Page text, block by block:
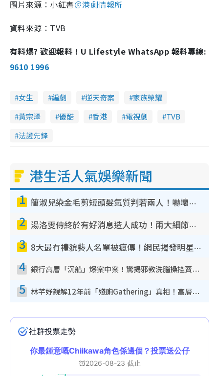
0
.
m
圖片來源：小紅書＠港劇情報所
資料來源：TVB
有料爆? 歡迎報料！U Lifestyle WhatsApp 報料專線:
9610 1996
女生 編劇 逆天奇案
家族榮耀
黃宗澤
優酷 香港 電視劇
TVB
法證先鋒
港生活人氣娛樂新聞
1 簡淑兒染金毛剪短頭髮氣質判若兩人！嚇壞老公麥大力都認唔出：「你做咩事？」
2 湯洛雯傳終於有好消息造人成功！兩大細節曝孕味極濃惹猜測：大肚婆先會咁！
3 8大最冇禮貌藝人名單被瘋傳！網民揭發明星真面目 一致數臭呢位係無品天花板？
4 銀行高層「沉船」爆案中案！驚揭邪教洗腦操控賣淫被吞600萬 幕後黑手講多錯多
5 林芊妤親解12年前「殘廁Gathering」真相！高層解約一句話重創尊嚴至今拒返TVB